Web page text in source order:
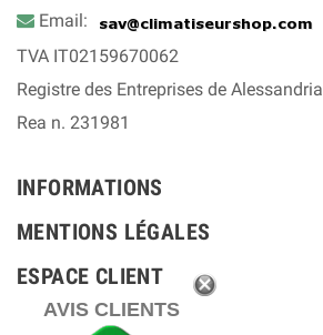
Email:
TVA IT02159670062
Registre des Entreprises de Alessandria
Rea n. 231981
INFORMATIONS
MENTIONS LÉGALES
ESPACE CLIENT
AVIS CLIENTS